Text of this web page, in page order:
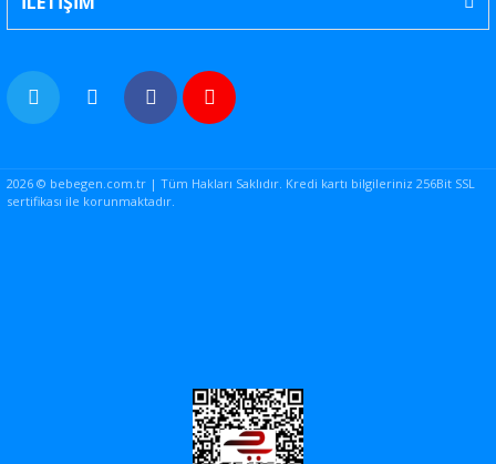
2026 © bebegen.com.tr | Tüm Hakları Saklıdır. Kredi kartı bilgileriniz 256Bit SSL
sertifikası ile korunmaktadır.